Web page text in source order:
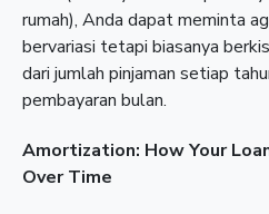
rumah), Anda dapat meminta
bervariasi tetapi biasanya
dari jumlah pinjaman setiap
pembayaran bulan.
Amortization: How Your
Over Time